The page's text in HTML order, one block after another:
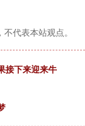
代表本站观点。
接下来迎来牛